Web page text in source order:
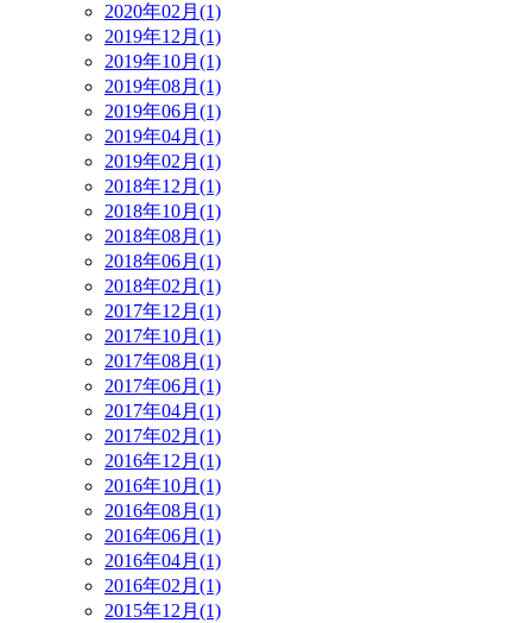
2020年02月(1)
2019年12月(1)
2019年10月(1)
2019年08月(1)
2019年06月(1)
2019年04月(1)
2019年02月(1)
2018年12月(1)
2018年10月(1)
2018年08月(1)
2018年06月(1)
2018年02月(1)
2017年12月(1)
2017年10月(1)
2017年08月(1)
2017年06月(1)
2017年04月(1)
2017年02月(1)
2016年12月(1)
2016年10月(1)
2016年08月(1)
2016年06月(1)
2016年04月(1)
2016年02月(1)
2015年12月(1)